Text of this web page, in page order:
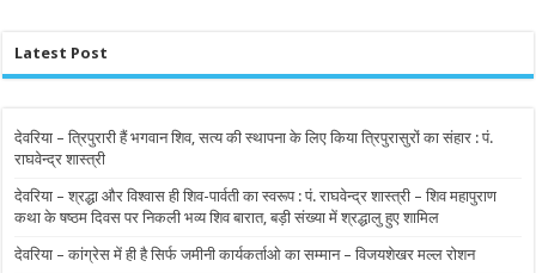
Latest Post
देवरिया – त्रिपुरारी हैं भगवान शिव, सत्य की स्थापना के लिए किया त्रिपुरासुरों का संहार : पं.
राघवेन्द्र शास्त्री
देवरिया – श्रद्धा और विश्वास ही शिव-पार्वती का स्वरूप : पं. राघवेन्द्र शास्त्री – शिव महापुराण
कथा के षष्ठम दिवस पर निकली भव्य शिव बारात, बड़ी संख्या में श्रद्धालु हुए शामिल
देवरिया – कांग्रेस में ही है सिर्फ जमीनी कार्यकर्ताओ का सम्मान – विजयशेखर मल्ल रोशन